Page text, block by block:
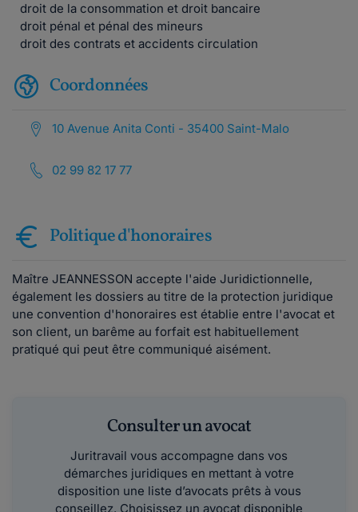
droit de la consommation et droit bancaire
droit pénal et pénal des mineurs
droit des contrats et accidents circulation
Coordonnées
10 Avenue Anita Conti - 35400 Saint-Malo
02 99 82 17 77
Politique d'honoraires
Maître JEANNESSON accepte l'aide Juridictionnelle,
également les dossiers au titre de la protection juridique
une convention d'honoraires est établie entre l'avocat et
son client, un barême au forfait est habituellement
pratiqué qui peut être communiqué aisément.
Consulter un avocat
Juritravail vous accompagne dans vos
démarches juridiques en mettant à votre
disposition une liste d’avocats prêts à vous
conseillez. Choisissez un avocat disponible